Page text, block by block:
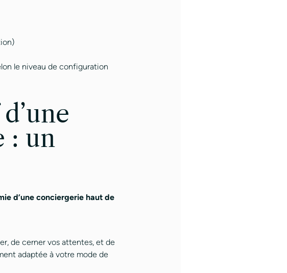
le niveau de configuration
: un
d’une conciergerie haut de
de cerner vos attentes, et de
adaptée à votre mode de